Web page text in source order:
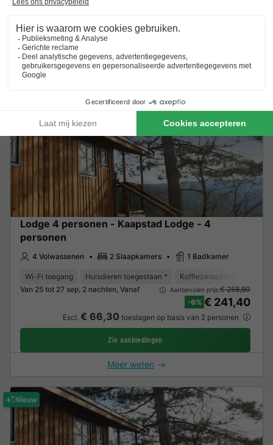
Excl.€ 66,30
Zie aanbiedingen
Meer weten
Lodge
Lodge 4 personen - Kaapstad Lodge - 4
personen
4 Volwassenen 2 Slaapkamers 1 Badkamer
Wi-Fi toegang Huisdieren toegestaan * Koffiezetapparaat
Van 25 tot 27 sep, 2 nachten, Vanaf
Aanbevolen prijs:€ 258,80
-6% € 241,40
Excl. € 66,30 toeslagen op basis van 2 personen
Zie aanbiedingen
Meer weten
Nieuw